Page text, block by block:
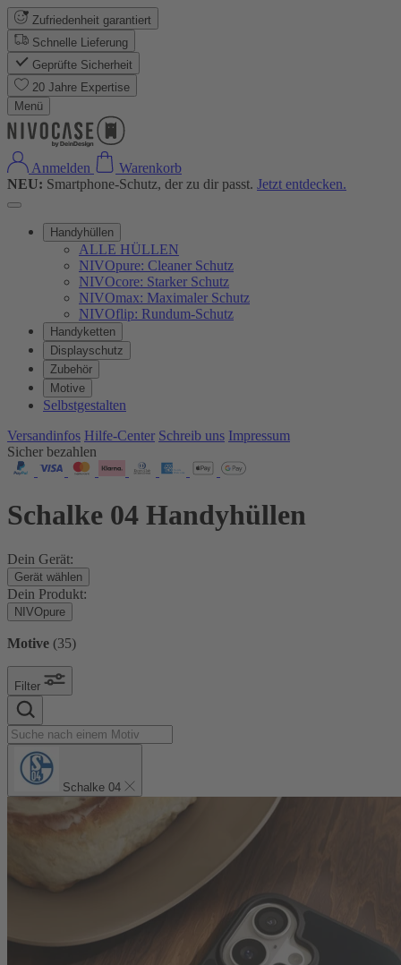
Zufriedenheit garantiert
Schnelle Lieferung
Geprüfte Sicherheit
20 Jahre Expertise
Menü
Anmelden
Warenkorb
NEU: Smartphone-Schutz, der zu dir passt. Jetzt entdecken.
Handyhüllen
ALLE HÜLLEN
NIVOpure: Cleaner Schutz
NIVOcore: Starker Schutz
NIVOmax: Maximaler Schutz
NIVOflip: Rundum-Schutz
Handyketten
Displayschutz
Zubehör
Motive
Selbstgestalten
Versandinfos Hilfe-Center Schreib uns Impressum
Sicher bezahlen
Schalke 04 Handyhüllen
Dein Gerät:
Gerät wählen
Dein Produkt:
NIVOpure
Motive (35)
Filter
Schalke 04